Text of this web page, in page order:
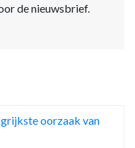
de nieuwsbrief.
oorzaak van